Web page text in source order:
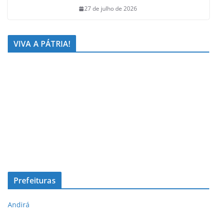
27 de julho de 2026
VIVA A PÁTRIA!
Prefeituras
Andirá